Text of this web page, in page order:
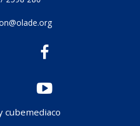
cubemediaco